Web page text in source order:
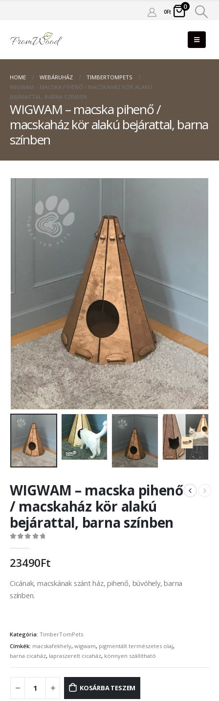
0Ft
0
HOME WEBÁRUHÁZ
TIMBERTOMPETS
WIGWAM – MACSKA PIHENŐ / MACSKAHÁZ KÖR ALAKÚ
BEJÁRATTAL, BARNA SZÍNBEN
WIGWAM – macska pihenő /
macskaház kör alakú bejárattal, barna
színben
WIGWAM – macska pihenő
/ macskaház kör alakú
bejárattal, barna színben
23490Ft
Cicának, macskának szánt ház, pihenő, búvóhely, barna
színben.
Kategória: TimberTomPets
Címkék: macskafekhely, wigwam, pigmentált természetes olaj,
barna cicaház, lapraszerelt cicaház, könnyen szállítható
KOSÁRBA TESZEM